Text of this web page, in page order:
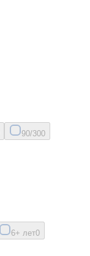
90/300
6+ лет0